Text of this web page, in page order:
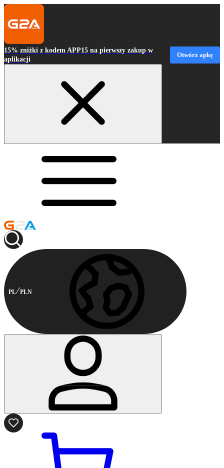
15% zniżki z kodem APP15 na pierwszy zakup w
aplikacji
Otwórz apkę
PL PLN